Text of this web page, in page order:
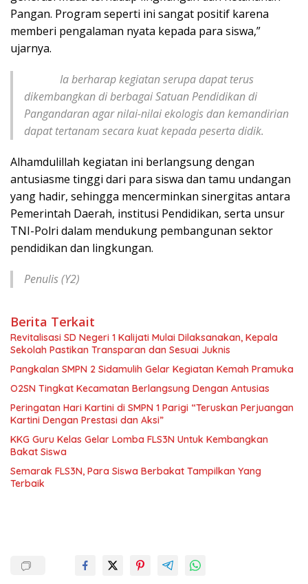
Pangan. Program seperti ini sangat positif karena
memberi pengalaman nyata kepada para siswa,”
ujarnya.
Ia berharap kegiatan serupa dapat terus
dikembangkan di berbagai Satuan Pendidikan di
Pangandaran agar nilai-nilai ekologis dan kemandirian
dapat tertanam secara kuat kepada peserta didik.
Alhamdulillah kegiatan ini berlangsung dengan
antusiasme tinggi dari para siswa dan tamu undangan
yang hadir, sehingga mencerminkan sinergitas antara
Pemerintah Daerah, institusi Pendidikan, serta unsur
TNI-Polri dalam mendukung pembangunan sektor
pendidikan dan lingkungan.
Penulis (Y2)
Berita Terkait
Revitalisasi SD Negeri 1 Kalijati Mulai Dilaksanakan, Kepala
Sekolah Pastikan Transparan dan Sesuai Juknis
Pangkalan SMPN 2 Sidamulih Gelar Kegiatan Kemah Pramuka
O2SN Tingkat Kecamatan Berlangsung Dengan Antusias
Peringatan Hari Kartini di SMPN 1 Parigi “Teruskan Perjuangan
Kartini Dengan Prestasi dan Aksi”
KKG Guru Kelas Gelar Lomba FLS3N Untuk Kembangkan
Bakat Siswa
Semarak FLS3N, Para Siswa Berbakat Tampilkan Yang
Terbaik